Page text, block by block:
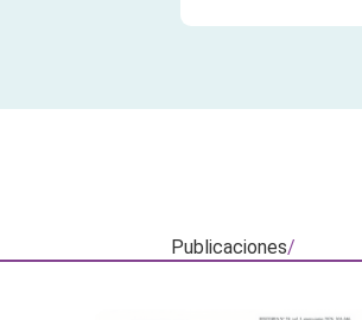
Publicaciones/